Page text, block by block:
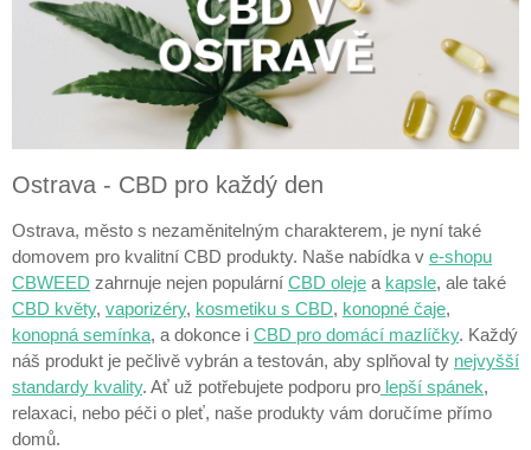
Ostrava - CBD pro každý den
Ostrava, město s nezaměnitelným charakterem, je nyní také
domovem pro kvalitní CBD produkty. Naše nabídka v e-shopu
CBWEED zahrnuje nejen populární CBD oleje a kapsle, ale také
CBD květy, vaporizéry, kosmetiku s CBD, konopné čaje,
konopná semínka, a dokonce i CBD pro domácí mazlíčky. Každý
náš produkt je pečlivě vybrán a testován, aby splňoval ty nejvyšší
standardy kvality. Ať už potřebujete podporu pro lepší spánek,
relaxaci, nebo péči o pleť, naše produkty vám doručíme přímo
domů.